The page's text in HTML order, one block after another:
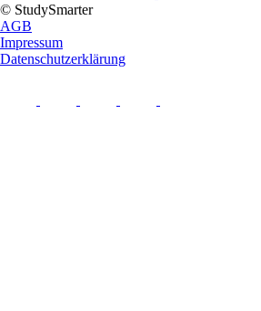
© StudySmarter
AGB
Impressum
Datenschutzerklärung